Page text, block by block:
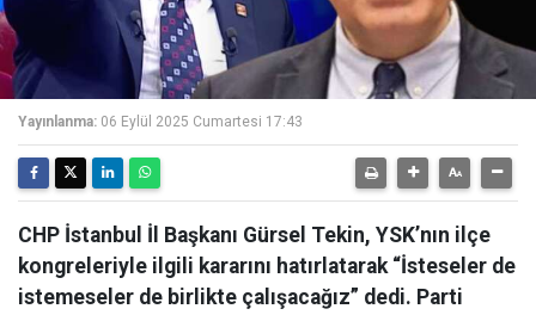
Yayınlanma: 06 Eylül 2025 Cumartesi 17:43
CHP İstanbul İl Başkanı Gürsel Tekin, YSK’nın ilçe
kongreleriyle ilgili kararını hatırlatarak “İsteseler de
istemeseler de birlikte çalışacağız” dedi. Parti